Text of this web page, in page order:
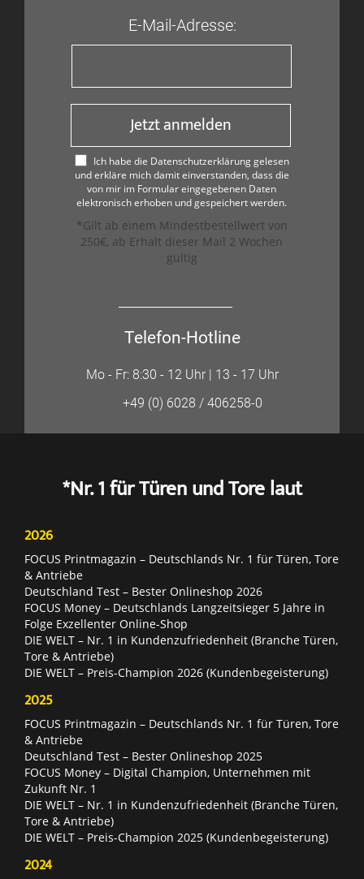
E-Mail-Adresse:
Jetzt anmelden
Ich habe die Datenschutzerklärung gelesen
und erkläre mich damit einverstanden, dass die
von mir im Formular eingegebenen Daten
elektronisch erhoben und gespeichert werden.
*Gilt ab einem Mindestbestellwert von
250€, ab Erhalt dieser Mail 2 Wochen
gültig
Telefon-Hotline
Mo - Fr: 8:30 - 12 Uhr | 13 - 17 Uhr
+49 (0) 6028 / 406258-0
*Nr. 1 für Türen und Tore laut
2026
FOCUS Printmagazin – Deutschlands Nr. 1 für Türen, Tore
& Antriebe
Deutschland Test – Bester Onlineshop 2026
FOCUS Money – Deutschlands Langzeitsieger 5 Jahre in
Folge Exzellenter Online-Shop
DIE WELT – Nr. 1 in Kundenzufriedenheit (Branche Türen,
Tore & Antriebe)
DIE WELT – Preis-Champion 2026 (Kundenbegeisterung)
2025
FOCUS Printmagazin – Deutschlands Nr. 1 für Türen, Tore
& Antriebe
Deutschland Test – Bester Onlineshop 2025
FOCUS Money – Digital Champion, Unternehmen mit
Zukunft Nr. 1
DIE WELT – Nr. 1 in Kundenzufriedenheit (Branche Türen,
Tore & Antriebe)
DIE WELT – Preis-Champion 2025 (Kundenbegeisterung)
2024